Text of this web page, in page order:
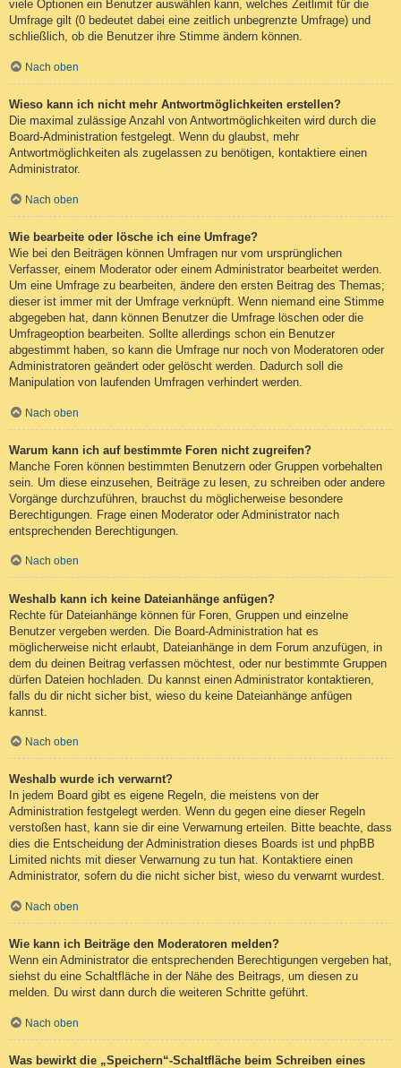
viele Optionen ein Benutzer auswählen kann, welches Zeitlimit für die
Umfrage gilt (0 bedeutet dabei eine zeitlich unbegrenzte Umfrage) und
schließlich, ob die Benutzer ihre Stimme ändern können.
Nach oben
Wieso kann ich nicht mehr Antwortmöglichkeiten erstellen?
Die maximal zulässige Anzahl von Antwortmöglichkeiten wird durch die
Board-Administration festgelegt. Wenn du glaubst, mehr
Antwortmöglichkeiten als zugelassen zu benötigen, kontaktiere einen
Administrator.
Nach oben
Wie bearbeite oder lösche ich eine Umfrage?
Wie bei den Beiträgen können Umfragen nur vom ursprünglichen
Verfasser, einem Moderator oder einem Administrator bearbeitet werden.
Um eine Umfrage zu bearbeiten, ändere den ersten Beitrag des Themas;
dieser ist immer mit der Umfrage verknüpft. Wenn niemand eine Stimme
abgegeben hat, dann können Benutzer die Umfrage löschen oder die
Umfrageoption bearbeiten. Sollte allerdings schon ein Benutzer
abgestimmt haben, so kann die Umfrage nur noch von Moderatoren oder
Administratoren geändert oder gelöscht werden. Dadurch soll die
Manipulation von laufenden Umfragen verhindert werden.
Nach oben
Warum kann ich auf bestimmte Foren nicht zugreifen?
Manche Foren können bestimmten Benutzern oder Gruppen vorbehalten
sein. Um diese einzusehen, Beiträge zu lesen, zu schreiben oder andere
Vorgänge durchzuführen, brauchst du möglicherweise besondere
Berechtigungen. Frage einen Moderator oder Administrator nach
entsprechenden Berechtigungen.
Nach oben
Weshalb kann ich keine Dateianhänge anfügen?
Rechte für Dateianhänge können für Foren, Gruppen und einzelne
Benutzer vergeben werden. Die Board-Administration hat es
möglicherweise nicht erlaubt, Dateianhänge in dem Forum anzufügen, in
dem du deinen Beitrag verfassen möchtest, oder nur bestimmte Gruppen
dürfen Dateien hochladen. Du kannst einen Administrator kontaktieren,
falls du dir nicht sicher bist, wieso du keine Dateianhänge anfügen
kannst.
Nach oben
Weshalb wurde ich verwarnt?
In jedem Board gibt es eigene Regeln, die meistens von der
Administration festgelegt werden. Wenn du gegen eine dieser Regeln
verstoßen hast, kann sie dir eine Verwarnung erteilen. Bitte beachte, dass
dies die Entscheidung der Administration dieses Boards ist und phpBB
Limited nichts mit dieser Verwarnung zu tun hat. Kontaktiere einen
Administrator, sofern du die nicht sicher bist, wieso du verwarnt wurdest.
Nach oben
Wie kann ich Beiträge den Moderatoren melden?
Wenn ein Administrator die entsprechenden Berechtigungen vergeben hat,
siehst du eine Schaltfläche in der Nähe des Beitrags, um diesen zu
melden. Du wirst dann durch die weiteren Schritte geführt.
Nach oben
Was bewirkt die „Speichern“-Schaltfläche beim Schreiben eines